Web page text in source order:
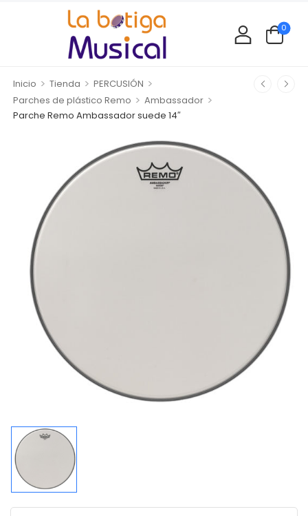
0
Inicio > Tienda > PERCUSIÓN >
Parches de plástico Remo > Ambassador >
Parche Remo Ambassador suede 14″